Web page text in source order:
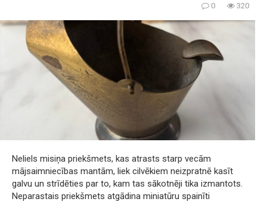
0
320
Neliels misiņa priekšmets, kas atrasts starp vecām
mājsaimniecības mantām, liek cilvēkiem neizpratnē kasīt
galvu un strīdēties par to, kam tas sākotnēji tika izmantots.
Neparastais priekšmets atgādina miniatūru spainīti